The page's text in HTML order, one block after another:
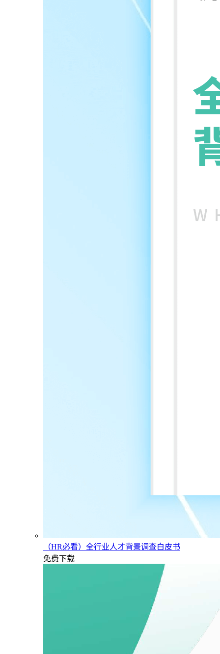
（HR必看）全行业人才背景调查白皮书
免费下载